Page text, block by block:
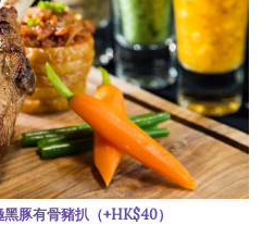
豚有骨豬扒（+HK$40）